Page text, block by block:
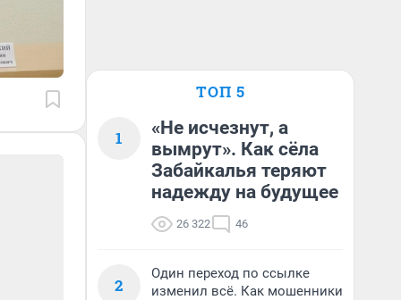
ТОП 5
1
«Не исчезнут, а
вымрут». Как сёла
Забайкалья теряют
надежду на будущее
26 322 46
2
Один переход по ссылке
изменил всё. Как мошенники